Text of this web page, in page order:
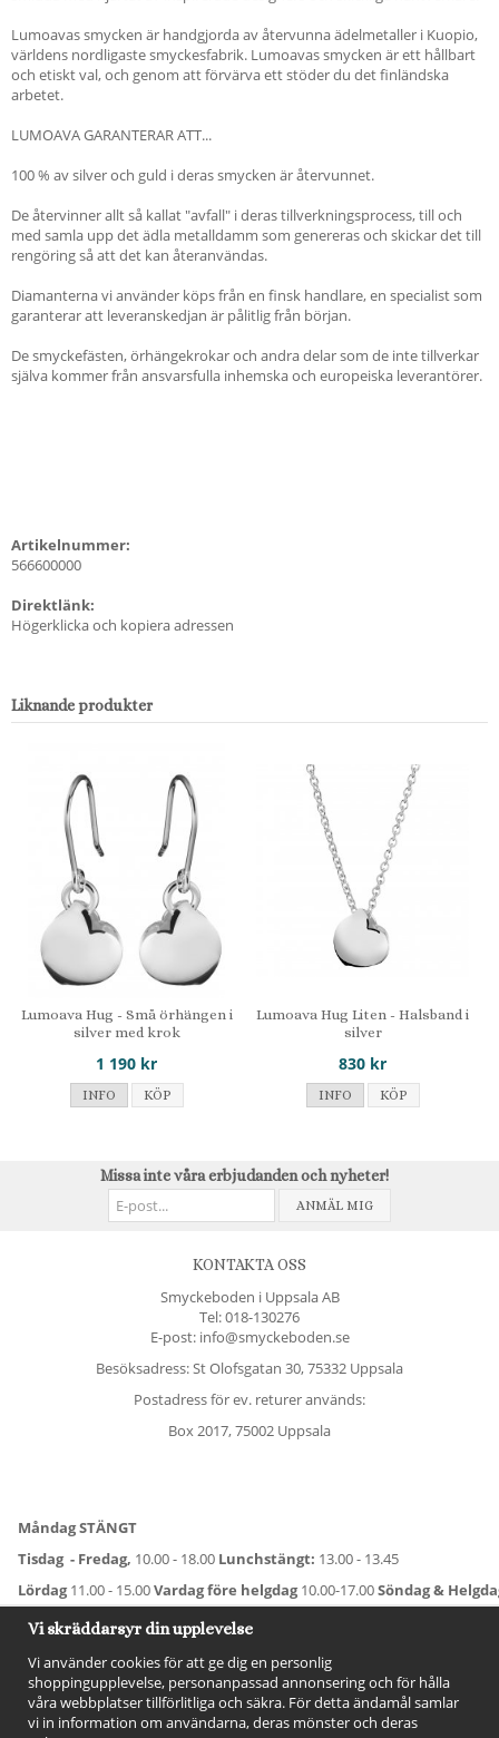
Lumoavas smycken är handgjorda av återvunna ädelmetaller i Kuopio,
världens nordligaste smyckesfabrik. Lumoavas smycken är ett hållbart
och etiskt val, och genom att förvärva ett stöder du det finländska
arbetet.
LUMOAVA GARANTERAR ATT...
100 % av silver och guld i deras smycken är återvunnet.
De återvinner allt så kallat "avfall" i deras tillverkningsprocess, till och
med samla upp det ädla metalldamm som genereras och skickar det till
rengöring så att det kan återanvändas.
Diamanterna vi använder köps från en finsk handlare, en specialist som
garanterar att leveranskedjan är pålitlig från början.
De smyckefästen, örhängekrokar och andra delar som de inte tillverkar
själva kommer från ansvarsfulla inhemska och europeiska leverantörer.
Artikelnummer:
566600000
Direktlänk:
Högerklicka och kopiera adressen
Liknande produkter
Lumoava Hug - Små örhängen i
silver med krok
1 190 kr
INFO KÖP
Lumoava Hug Liten - Halsband i
silver
830 kr
INFO KÖP
Missa inte våra erbjudanden och nyheter!
ANMÄL MIG
KONTAKTA OSS
Smyckeboden i Uppsala AB
Tel:018-130276
E-post: info@smyckeboden.se
Besöksadress: St Olofsgatan 30, 75332 Uppsala
Postadress för ev. returer används:
Box 2017, 75002 Uppsala
Måndag STÄNGT
Tisdag - Fredag, 10.00 - 18.00 Lunchstängt: 13.00 - 13.45
Lördag11.00 - 15.00Vardag före helgdag10.00-17.00Söndag &
För avvikande öppettider:Titta här
Vi skräddarsyr din upplevelse
Vi använder cookies för att ge dig en personlig
shoppingupplevelse, personanpassad annonsering och för hålla
våra webbplatser tillförlitliga och säkra. För detta ändamål samlar
vi in information om användarna, deras mönster och deras